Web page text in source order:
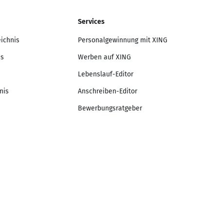
Services
Personalgewinnung mit XING
Werben auf XING
Lebenslauf-Editor
Anschreiben-Editor
Bewerbungsratgeber